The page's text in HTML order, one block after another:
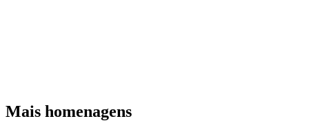
Mais homenagens